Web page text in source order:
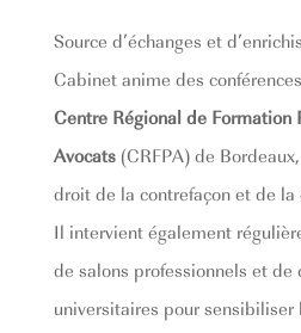
Source d’échanges et
Cabinet anime des
Centre Régional de Formation
Avocats(CRFPA) de
droit de la contrefaçon et de la
Il intervient également
de salons professionnels et de
universitaires pour sensibiliser